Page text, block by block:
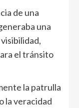
de una
una
el tránsito
la patrulla
la veracidad